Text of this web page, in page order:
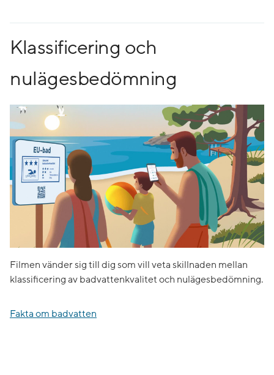
Klassificering och
nulägesbedömning
Filmen vänder sig till dig som vill veta skillnaden mellan
klassificering av badvattenkvalitet och nulägesbedömning.
Fakta om badvatten